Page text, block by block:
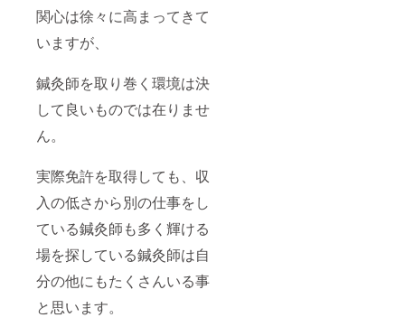
関心は徐々に高まってきて
いますが、
鍼灸師を取り巻く環境は決
して良いものでは在りませ
ん。
実際免許を取得しても、収
入の低さから別の仕事をし
ている鍼灸師も多く輝ける
場を探している鍼灸師は自
分の他にもたくさんいる事
と思います。